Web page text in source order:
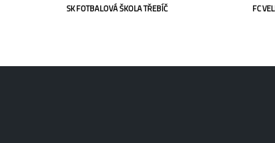
SK FOTBALOVÁ ŠKOLA TŘEBÍČ FC